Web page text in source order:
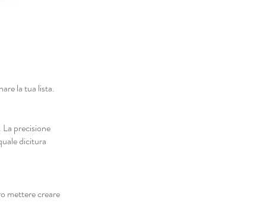
la tua lista.
La precisione
dicitura
mettere creare